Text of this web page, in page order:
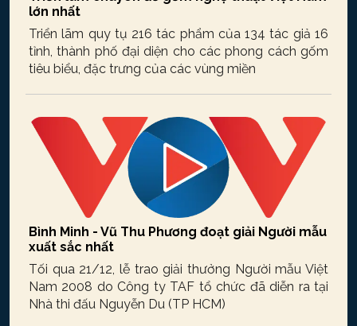
lớn nhất
Triển lãm quy tụ 216 tác phẩm của 134 tác giả 16
tỉnh, thành phố đại diện cho các phong cách gốm
tiêu biểu, đặc trưng của các vùng miền
Bình Minh - Vũ Thu Phương đoạt giải Người mẫu
xuất sắc nhất
Tối qua 21/12, lễ trao giải thưởng Người mẫu Việt
Nam 2008 do Công ty TAF tổ chức đã diễn ra tại
Nhà thi đấu Nguyễn Du (TP HCM)